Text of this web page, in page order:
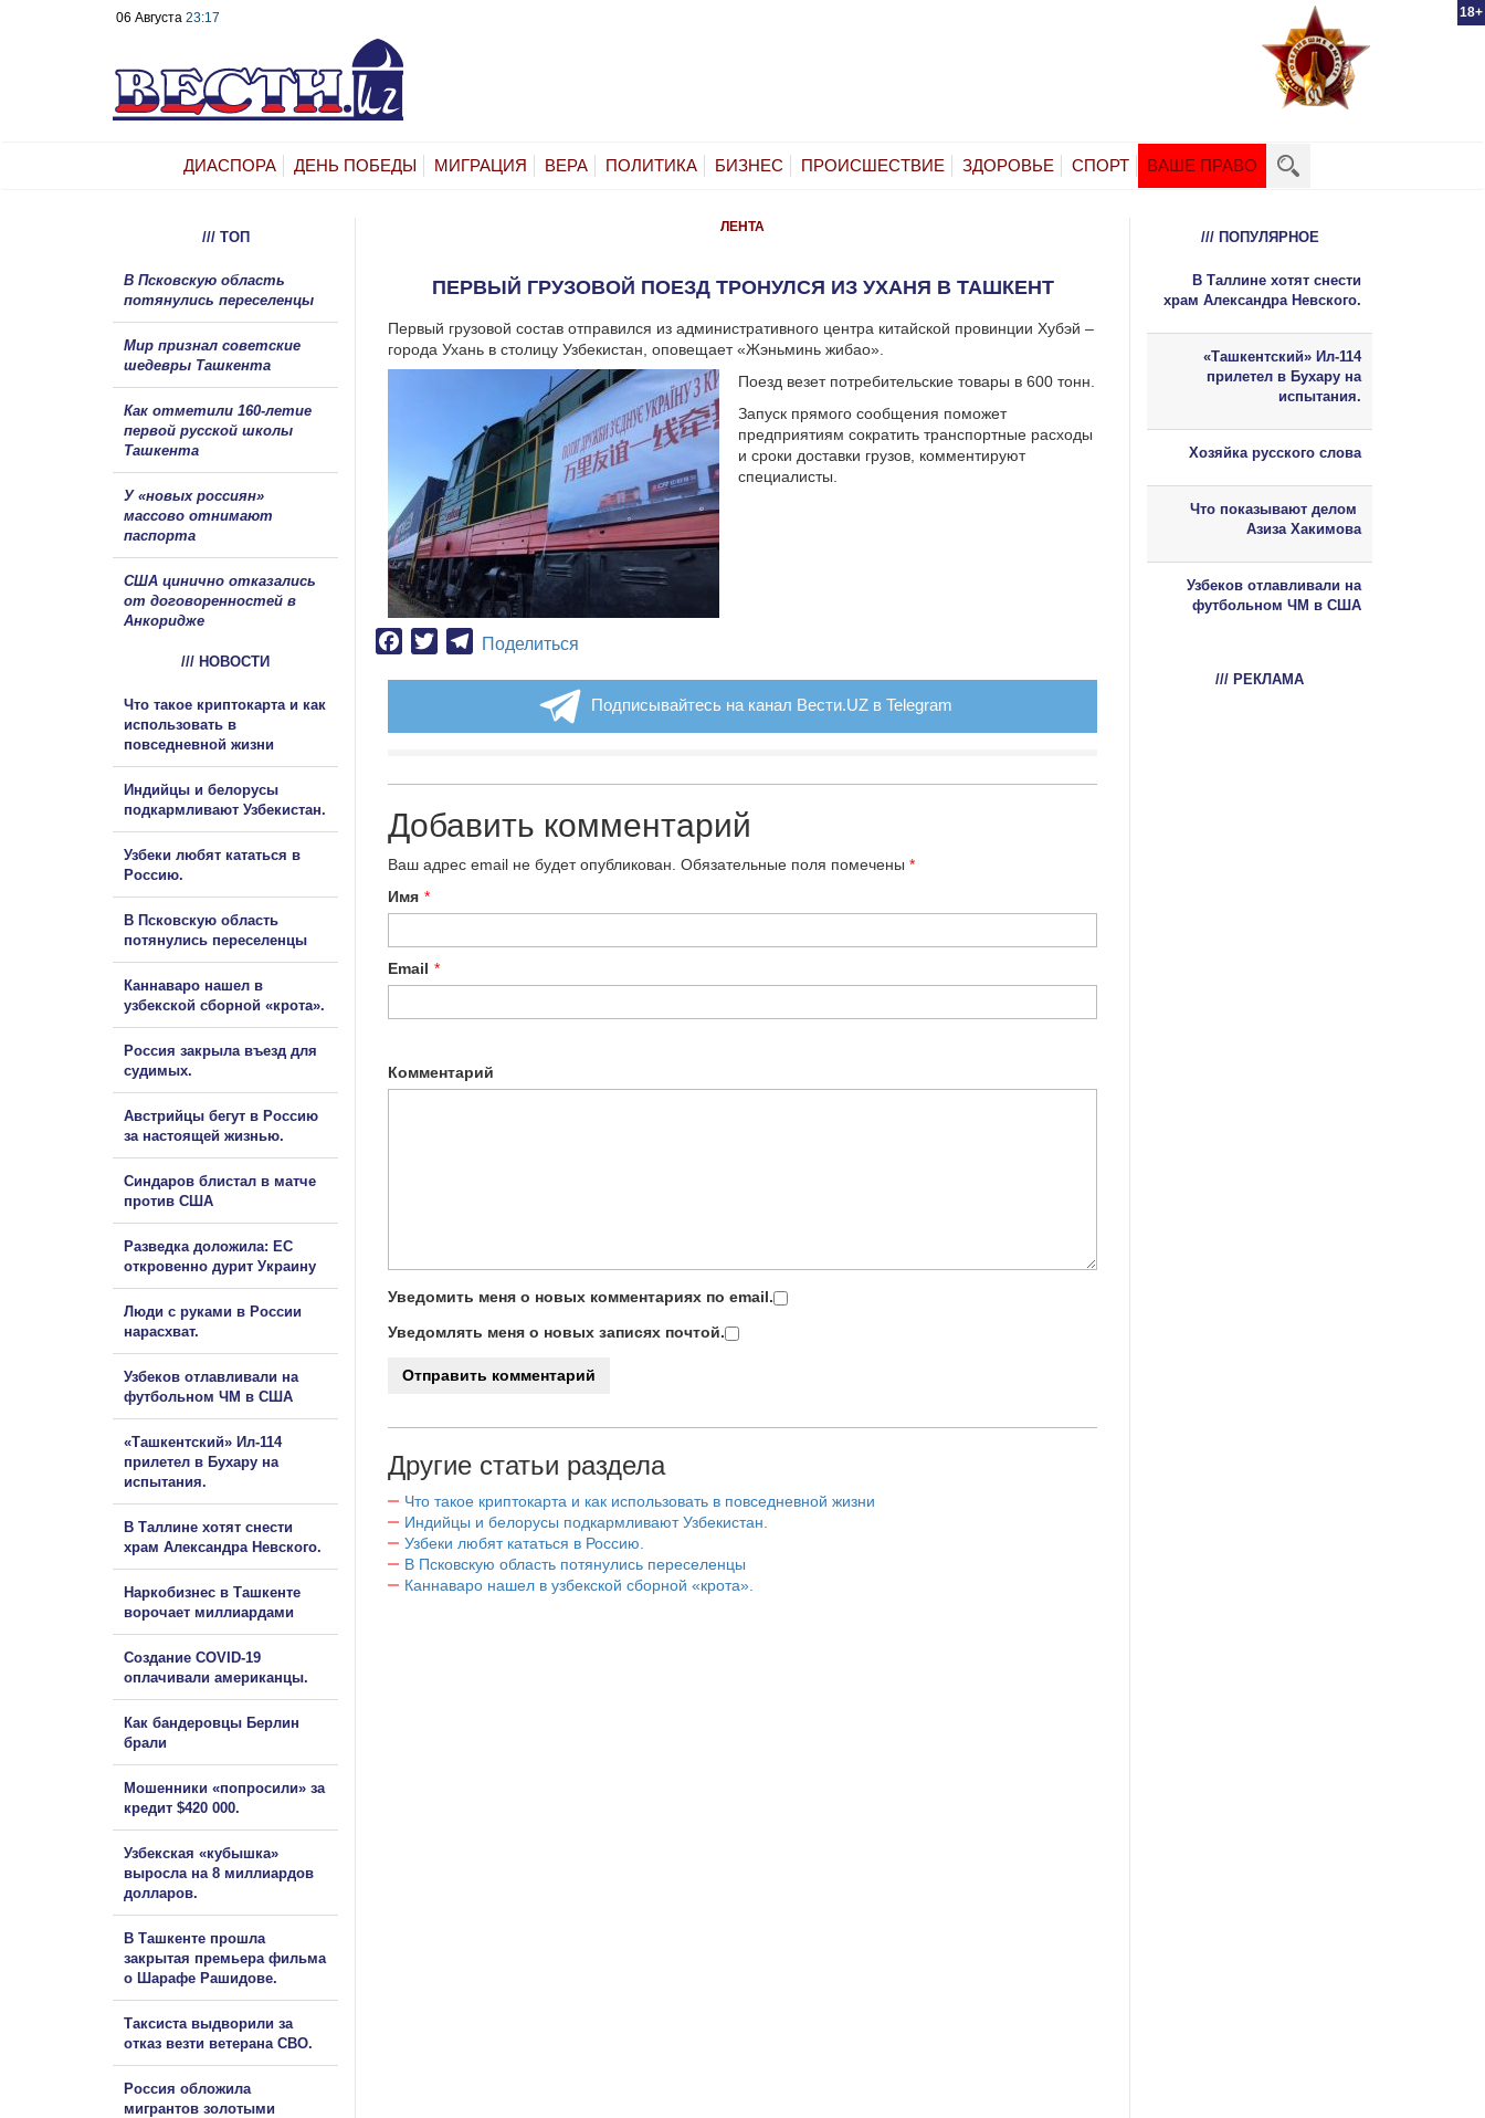
18+
06 Августа 23:17
ДИАСПОРА ДЕНЬ ПОБЕДЫ МИГРАЦИЯ ВЕРА ПОЛИТИКА БИЗНЕС ПРОИСШЕСТВИЕ ЗДОРОВЬЕ СПОРТ ВАШЕ ПРАВО
ЛЕНТА
ПЕРВЫЙ ГРУЗОВОЙ ПОЕЗД ТРОНУЛСЯ ИЗ УХАНЯ В ТАШКЕНТ
Первый грузовой состав отправился из административного центра китайской провинции Хубэй –
города Ухань в столицу Узбекистан, оповещает «Жэньминь жибао».
Поезд везет потребительские товары в 600 тонн.
Запуск прямого сообщения поможет
предприятиям сократить транспортные расходы
и сроки доставки грузов, комментируют
специалисты.
Facebook
TwitterTelegram
Поделиться
Подписывайтесь на канал Вести.UZ в Telegram
Добавить комментарий
Ваш адрес email не будет опубликован. Обязательные поля помечены *
Имя *
Email *
Комментарий
Уведомить меня о новых комментариях по email.
Уведомлять меня о новых записях почтой.
Другие статьи раздела
Что такое криптокарта и как использовать в повседневной жизни
Индийцы и белорусы подкармливают Узбекистан.
Узбеки любят кататься в Россию.
В Псковскую область потянулись переселенцы
Каннаваро нашел в узбекской сборной «крота».
/// ТОП
В Псковскую область
потянулись переселенцы
Мир признал советские
шедевры Ташкента
Как отметили 160-летие
первой русской школы
Ташкента
У «новых россиян»
массово отнимают
паспорта
США цинично отказались
от договоренностей в
Анкоридже
/// НОВОСТИ
Что такое криптокарта и как
использовать в
повседневной жизни
Индийцы и белорусы
подкармливают Узбекистан.
Узбеки любят кататься в
Россию.
В Псковскую область
потянулись переселенцы
Каннаваро нашел в
узбекской сборной «крота».
Россия закрыла въезд для
судимых.
Австрийцы бегут в Россию
за настоящей жизнью.
Синдаров блистал в матче
против США
Разведка доложила: ЕС
откровенно дурит Украину
Люди с руками в России
нарасхват.
Узбеков отлавливали на
футбольном ЧМ в США
«Ташкентский» Ил-114
прилетел в Бухару на
испытания.
В Таллине хотят снести
храм Александра Невского.
Наркобизнес в Ташкенте
ворочает миллиардами
Создание COVID-19
оплачивали американцы.
Как бандеровцы Берлин
брали
Мошенники «попросили» за
кредит $420 000.
Узбекская «кубышка»
выросла на 8 миллиардов
долларов.
В Ташкенте прошла
закрытая премьера фильма
о Шарафе Рашидове.
Таксиста выдворили за
отказ везти ветерана СВО.
Россия обложила
мигрантов золотыми
/// ПОПУЛЯРНОЕ
В Таллине хотят снести
храм Александра Невского.
«Ташкентский» Ил-114
прилетел в Бухару на
испытания.
Хозяйка русского слова
Что показывают делом
Азиза Хакимова
Узбеков отлавливали на
футбольном ЧМ в США
/// РЕКЛАМА